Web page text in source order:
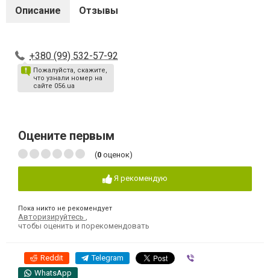
Описание Отзывы
+380 (99) 532-57-92
Пожалуйста, скажите,
что узнали номер на
сайте 056.ua
Оцените первым
(0 оценок)
Я рекомендую
Пока никто не рекомендует
Авторизируйтесь
чтобы оценить и порекомендовать
Reddit Telegram
WhatsApp